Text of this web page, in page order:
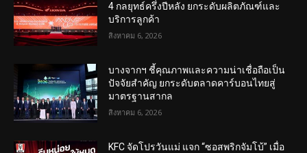
4 กลยุทธ์ครึ่งปีหลัง ยกระดับผลิตภัณฑ์และ
บริการลูกค้า
สิงหาคม 6, 2026
บางจากฯ ชี้คุณภาพและความน่าเชื่อถือเป็น
ปัจจัยสำคัญ ยกระดับตลาดคาร์บอนไทยสู่
มาตรฐานสากล
สิงหาคม 6, 2026
KFC จัดโปรวันแม่ แจก “ซอสพริกจัมโบ้” เมื่อ